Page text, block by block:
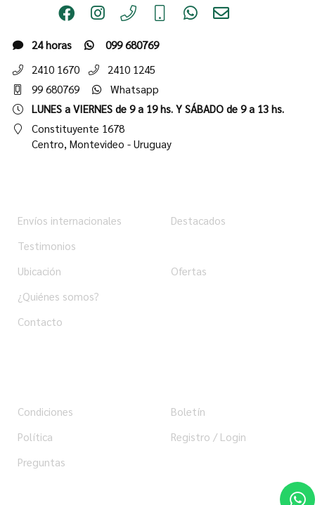
24 horas
099 680769
2410 1670
2410 1245
99 680769
Whatsapp
LUNES a VIERNES de 9 a 19 hs. Y SÁBADO de 9 a 13 hs.
Constituyente 1678
Centro, Montevideo - Uruguay
Envíos internacionales
Testimonios
Ubicación
¿Quiénes somos?
Contacto
Destacados
Ofertas
Condiciones
Política
Preguntas
Boletín
Registro / Login